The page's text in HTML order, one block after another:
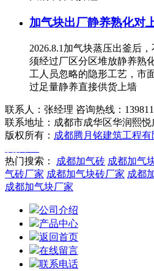
加气块出厂静养熟化对
2026.8.1加气块蒸压出釜后
须经过厂区分区堆放静养熟
工人员忽略的隐形工艺，市
过足量静养直接供货上墙
联系人：张经理 咨询热线：
联系地址：成都市成华区华润熙悦
版权所有： 成都腾月铭建筑工程有
热门搜索：
成都加气砖 成都加气
气砖厂家 成都加气块砖厂家 成都
成都加气块厂家
公司介绍
产品中心
返回首页
在线留言
联系电话